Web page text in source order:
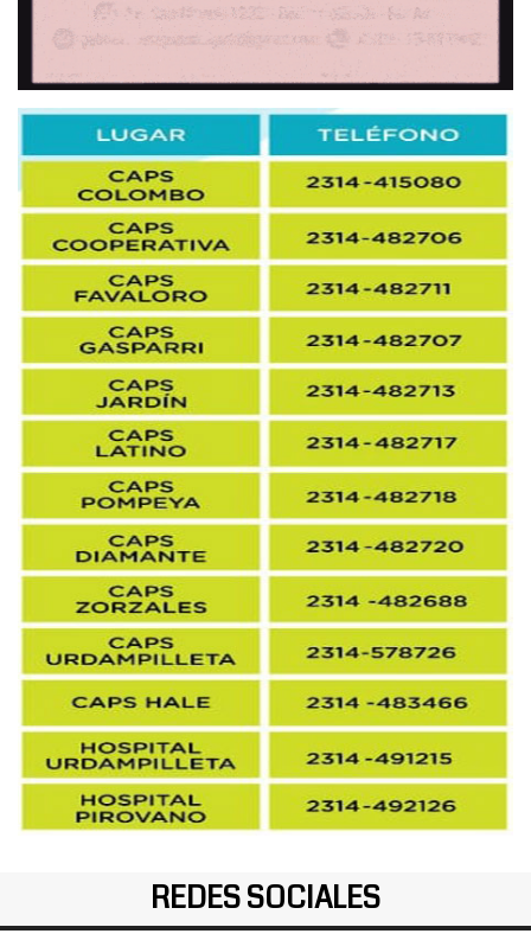
REDES SOCIALES